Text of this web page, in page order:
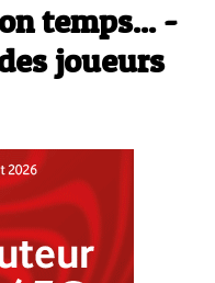
temps... -
joueurs